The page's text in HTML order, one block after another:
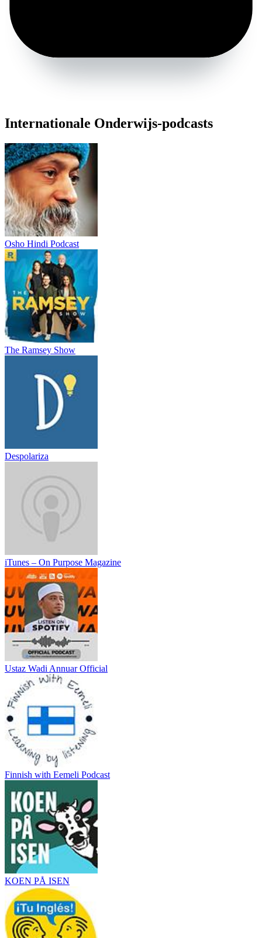
Internationale Onderwijs-podcasts
Osho Hindi Podcast
The Ramsey Show
Despolariza
iTunes – On Purpose Magazine
Ustaz Wadi Annuar Official
Finnish with Eemeli Podcast
KOEN PÅ ISEN